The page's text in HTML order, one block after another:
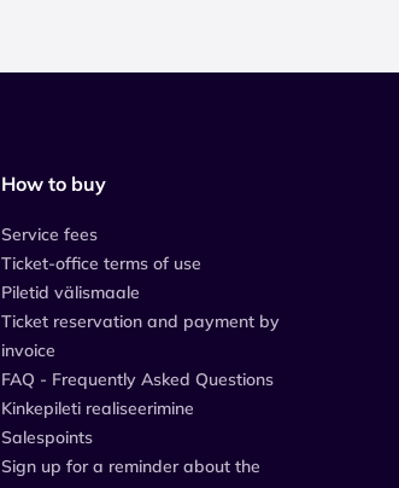
How to buy
Service fees
Ticket-office terms of use
Piletid välismaale
Ticket reservation and payment by
invoice
FAQ - Frequently Asked Questions
Kinkepileti realiseerimine
Salespoints
Sign up for a reminder about the